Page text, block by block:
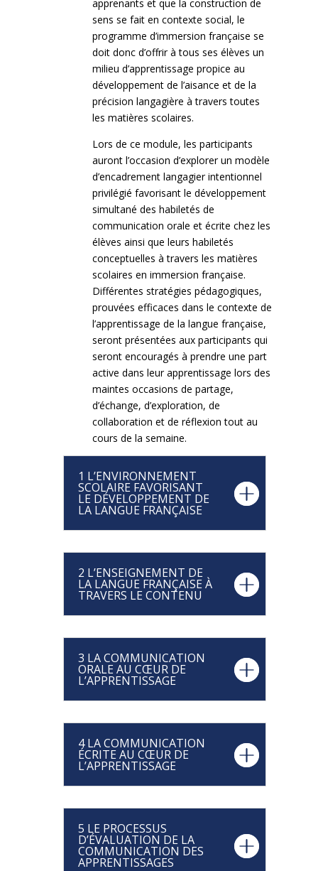
apprenants et que la construction de
sens se fait en contexte social, le
programme d’immersion française se
doit donc d’offrir à tous ses élèves un
milieu d’apprentissage propice au
développement de l’aisance et de la
précision langagière à travers toutes
les matières scolaires.
Lors de ce module, les participants
auront l’occasion d’explorer un modèle
d’encadrement langagier intentionnel
privilégié favorisant le développement
simultané des habiletés de
communication orale et écrite chez les
élèves ainsi que leurs habiletés
conceptuelles à travers les matières
scolaires en immersion française.
Différentes stratégies pédagogiques,
prouvées efficaces dans le contexte de
l’apprentissage de la langue française,
seront présentées aux participants qui
seront encouragés à prendre une part
active dans leur apprentissage lors des
maintes occasions de partage,
d’échange, d’exploration, de
collaboration et de réflexion tout au
cours de la semaine.
1 L’ENVIRONNEMENT
SCOLAIRE FAVORISANT
LE DÉVELOPPEMENT DE
LA LANGUE FRANÇAISE
2 L’ENSEIGNEMENT DE
LA LANGUE FRANÇAISE À
TRAVERS LE CONTENU
3 LA COMMUNICATION
ORALE AU CŒUR DE
L’APPRENTISSAGE
4 LA COMMUNICATION
ÉCRITE AU CŒUR DE
L’APPRENTISSAGE
5 LE PROCESSUS
D’ÉVALUATION DE LA
COMMUNICATION DES
APPRENTISSAGES